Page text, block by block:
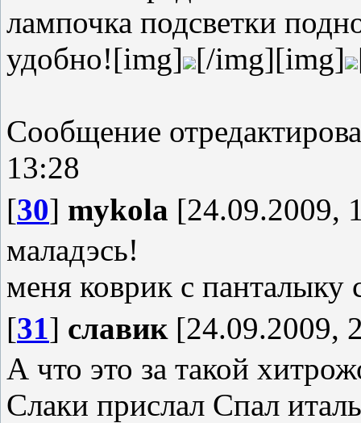
лампочка подсветки
удобно![img] [/img][img]
Сообщение
13:28
[30] mykola [24.09.2009,
маладэсь!
меня коврик с
[31] славик[24.09.2009,
А что это за такой
Слаки прислал Спал